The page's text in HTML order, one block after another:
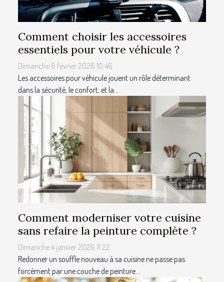
Comment choisir les accessoires
essentiels pour votre véhicule ?
Dimanche 8 février 2026 10:46
Les accessoires pour véhicule jouent un rôle déterminant
dans la sécurité, le confort, et la...
Comment moderniser votre cuisine
sans refaire la peinture complète ?
Dimanche 4 janvier 2026 11:22
Redonner un souffle nouveau à sa cuisine ne passe pas
forcément par une couche de peinture...